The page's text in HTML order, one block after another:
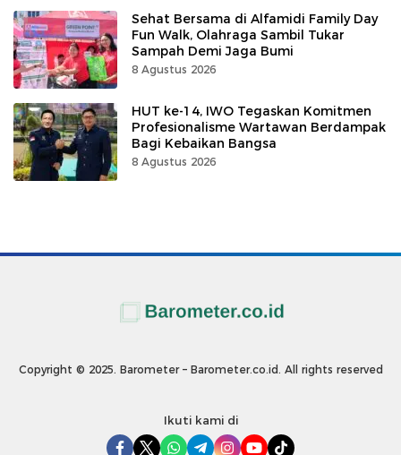
Sehat Bersama di Alfamidi Family Day
Fun Walk, Olahraga Sambil Tukar
Sampah Demi Jaga Bumi
8 Agustus 2026
HUT ke-14, IWO Tegaskan Komitmen
Profesionalisme Wartawan Berdampak
Bagi Kebaikan Bangsa
8 Agustus 2026
Copyright © 2025. Barometer – Barometer.co.id. All rights reserved
Ikuti kami di